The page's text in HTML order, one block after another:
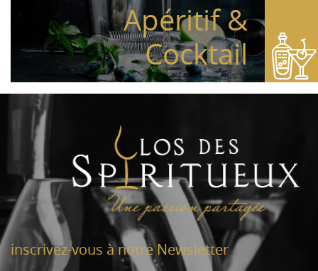
Apéritif &
Cocktail
inscrivez-vous à notre Newsletter